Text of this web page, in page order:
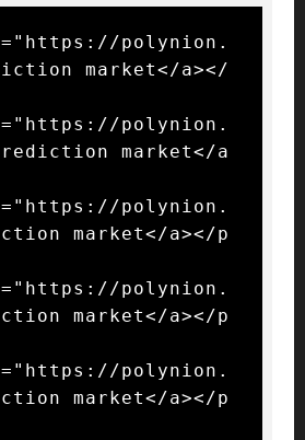
polynion.
market</a></
polynion.
market</a
polynion.
market</a></p
polynion.
market</a></p
polynion.
market</a></p